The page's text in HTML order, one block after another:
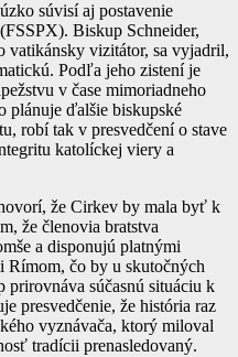
súvisí aj postavenie
Biskup Schneider,
vatikánsky vizitátor, sa vyjadril,
Podľa jeho zistení je
v čase mimoriadneho
plánuje ďalšie biskupské
robí tak v presvedčení o stave
katolíckej viery a
že Cirkev by mala byť k
že členovia bratstva
a disponujú platnými
Rímom, čo by u skutočných
súčasnú situáciu k
presvedčenie, že história raz
vyznávača, ktorý miloval
tradícii prenasledovaný.